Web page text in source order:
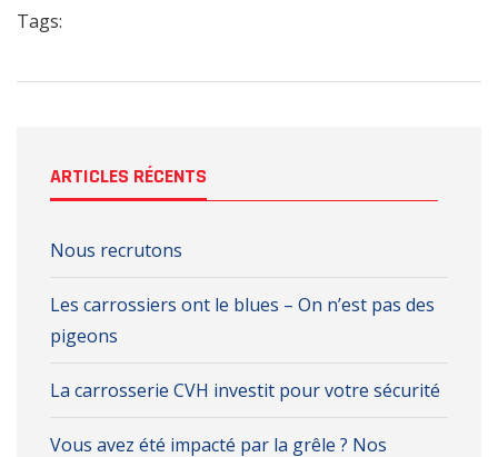
Tags:
ARTICLES RÉCENTS
Nous recrutons
Les carrossiers ont le blues – On n’est pas des
pigeons
La carrosserie CVH investit pour votre sécurité
Vous avez été impacté par la grêle ? Nos